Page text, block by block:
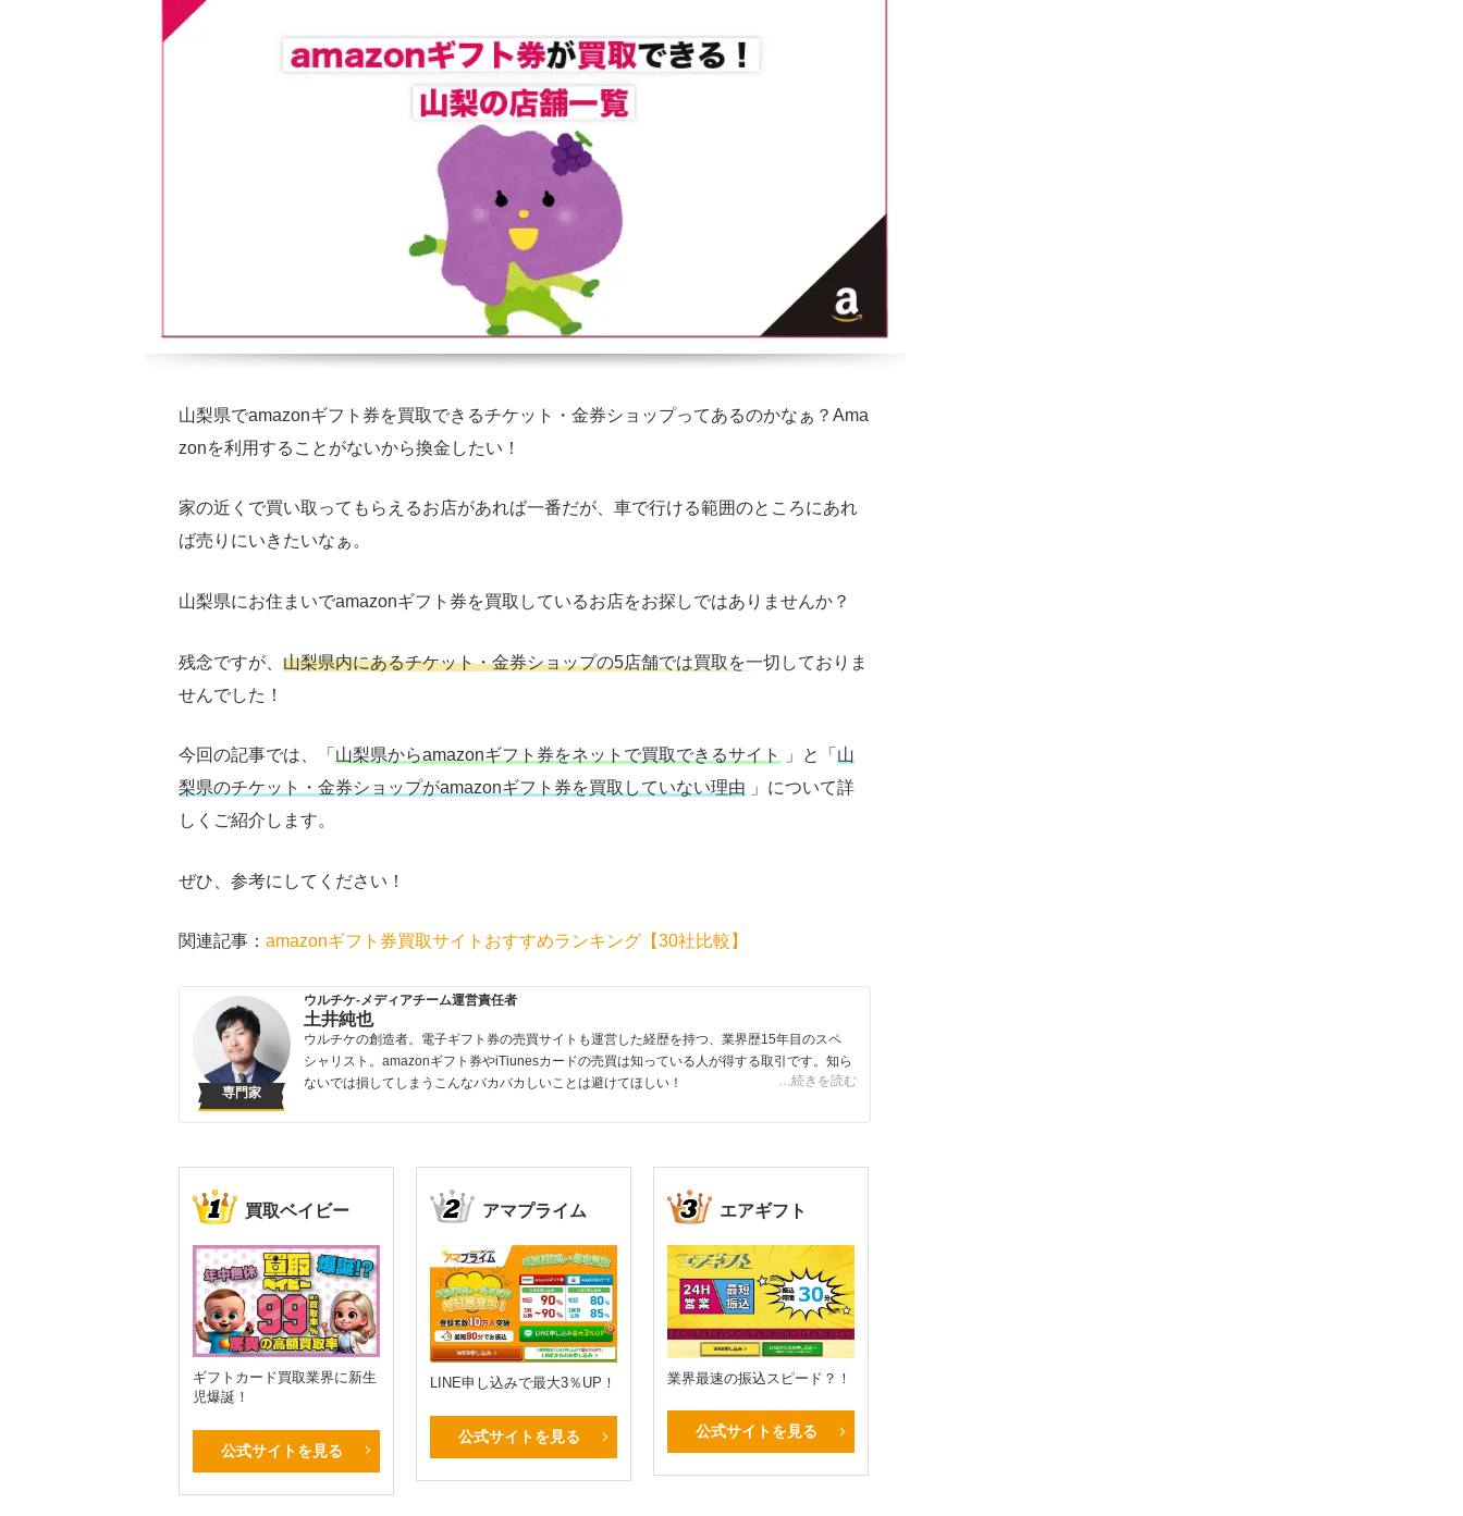
山梨県でamazonギフト券を買取できるチケット・金券ショップってあるのかなぁ？Ama
zonを利用することがないから換金したい！
家の近くで買い取ってもらえるお店があれば一番だが、車で行ける範囲のところにあれ
ば売りにいきたいなぁ。
山梨県にお住まいでamazonギフト券を買取しているお店をお探しではありませんか？
残念ですが、 山梨県内にあるチケット・金券ショップの5店舗では買取を一切しておりま
せんでした！
今回の記事では、「 山梨県からamazonギフト券をネットで買取できるサイト 」と「 山
梨県のチケット・金券ショップがamazonギフト券を買取していない理由 」について詳
しくご紹介します。
ぜひ、参考にしてください！
関連記事： amazonギフト券買取サイトおすすめランキング【30社比較】
専門家
ウルチケ-メディアチーム運営責任者
土井純也
…続きを読む
ウルチケの創造者。電子ギフト券の売買サイトも運営した経歴を持つ、業界歴15年目のスペ
シャリスト。amazonギフト券やiTiunesカードの売買は知っている人が得する取引です。知ら
ないでは損してしまうこんなバカバカしいことは避けてほしい！
買取ベイビー
ギフトカード買取業界に新生
児爆誕！
公式サイトを見る
アマプライム
LINE申し込みで最大3％UP！
公式サイトを見る
エアギフト
業界最速の振込スピード？！
公式サイトを見る